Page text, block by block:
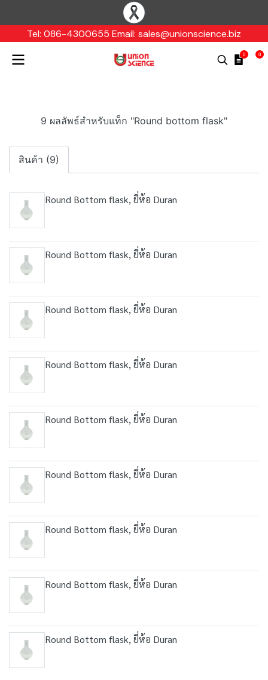
Tel: 086-4300655 Email: sales@unionscience.biz
0 0
9 ผลลัพธ์สำหรับแท็ก "Round bottom flask"
สินค้า (9)
Round Bottom flask, ยี่ห้อ Duran
Round Bottom flask, ยี่ห้อ Duran
Round Bottom flask, ยี่ห้อ Duran
Round Bottom flask, ยี่ห้อ Duran
Round Bottom flask, ยี่ห้อ Duran
Round Bottom flask, ยี่ห้อ Duran
Round Bottom flask, ยี่ห้อ Duran
Round Bottom flask, ยี่ห้อ Duran
Round Bottom flask, ยี่ห้อ Duran